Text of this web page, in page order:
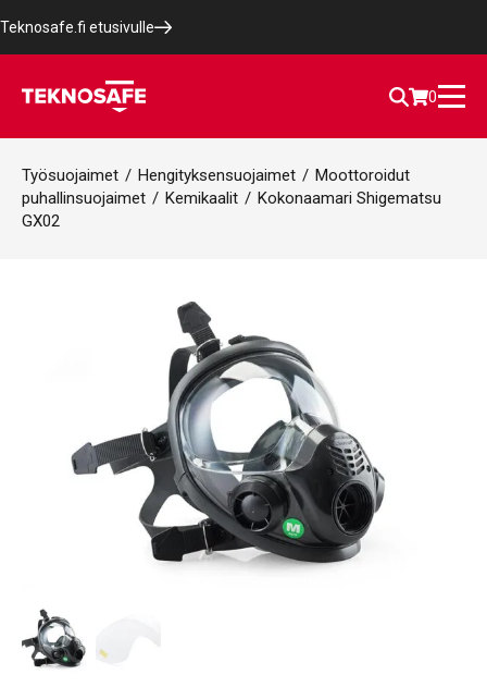
Teknosafe.fi etusivulle
0
Työsuojaimet / Hengityksensuojaimet / Moottoroidut
puhallinsuojaimet / Kemikaalit / Kokonaamari Shigematsu
GX02